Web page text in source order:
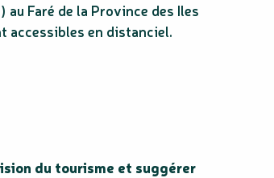
Faré de la Province des Iles
accessibles en distanciel.
du tourisme et suggérer